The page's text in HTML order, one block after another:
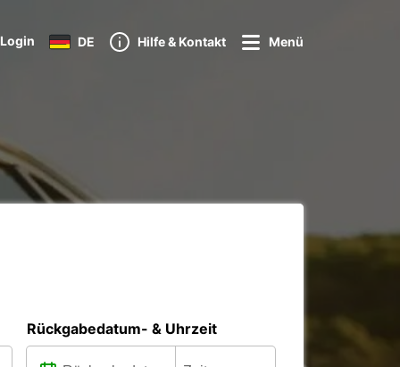
Login DE Hilfe & Kontakt Menü
Rückgabedatum- & Uhrzeit